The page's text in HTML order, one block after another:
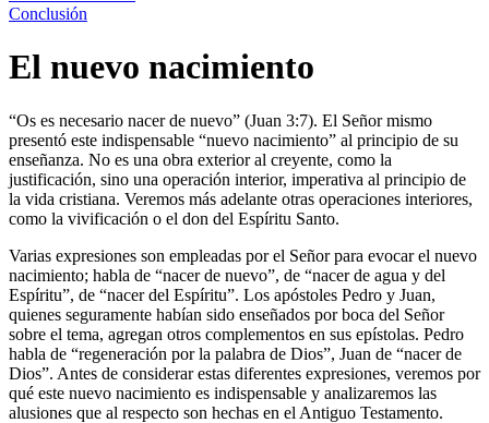
Conclusión
El nuevo nacimiento
“Os es necesario nacer de nuevo” (Juan 3:7). El Señor mismo
presentó este indispensable “nuevo nacimiento” al principio de su
enseñanza. No es una obra exterior al creyente, como la
justificación, sino una operación interior, imperativa al principio de
la vida cristiana. Veremos más adelante otras operaciones interiores,
como la vivificación o el don del Espíritu Santo.
Varias expresiones son empleadas por el Señor para evocar el nuevo
nacimiento; habla de “nacer de nuevo”, de “nacer de agua y del
Espíritu”, de “nacer del Espíritu”. Los apóstoles Pedro y Juan,
quienes seguramente habían sido enseñados por boca del Señor
sobre el tema, agregan otros complementos en sus epístolas. Pedro
habla de “regeneración por la palabra de Dios”, Juan de “nacer de
Dios”. Antes de considerar estas diferentes expresiones, veremos por
qué este nuevo nacimiento es indispensable y analizaremos las
alusiones que al respecto son hechas en el Antiguo Testamento.